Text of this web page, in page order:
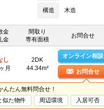
構造 木造
金
金
間取り
専有面積
お問合せ
し
月
2DK
44.34m²
オンライン相談
お問合せ
たん無料問合せ！
似た物件 周辺環境 入居可否